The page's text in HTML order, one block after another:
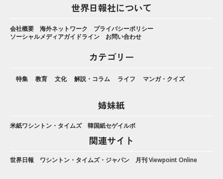
世界日報社について
会社概要 海外ネットワーク
プライバシーポリシー
ソーシャルメディアガイドライン
お問い合わせ
カテゴリー
特集 教育 文化 解説・コラム ライフ マンガ・クイズ
姉妹紙
米紙ワシントン・タイムズ 韓国紙セゲイルボ
関連サイト
世界日報 ワシントン・タイムズ・ジャパン 月刊 Viewpoint Online